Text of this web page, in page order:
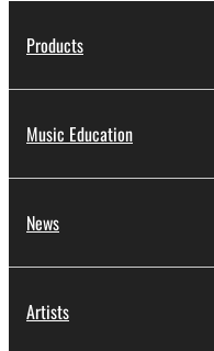
Products
Music Education
News
Artists